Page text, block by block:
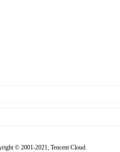
© 2001-2021, Tencent Cloud.